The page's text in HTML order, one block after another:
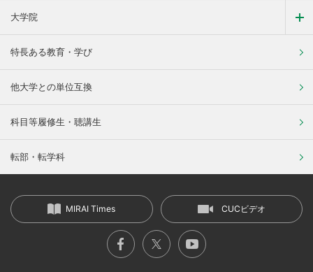
大学院
特長ある教育・学び
他大学との単位互換
科目等履修生・聴講生
転部・転学科
MIRAI Times CUCビデオ